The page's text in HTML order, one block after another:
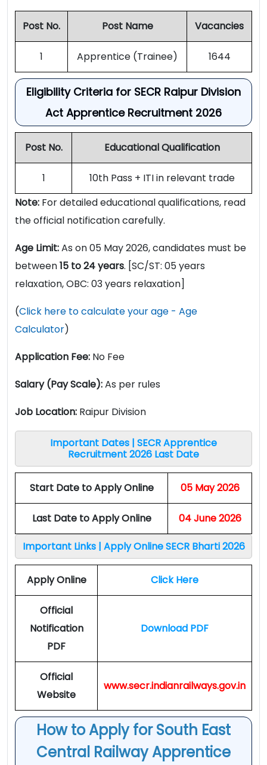
Post No. Post Name Vacancies
1 Apprentice (Trainee) 1644
Eligibility Criteria for SECR Raipur Division
Act Apprentice Recruitment 2026
Post No. Educational Qualification
1
10th Pass + ITI in relevant trade
Note: For detailed educational qualifications, read
the official notification carefully.
Age Limit:As on 05 May 2026, candidates must be
between15 to 24 years. [SC/ST: 05 years
relaxation, OBC: 03 years relaxation]
(Click here to calculate your age - Age
Calculator)
Application Fee: No Fee
Salary (Pay Scale):As per rules
Job Location: Raipur Division
Important Dates | SECR Apprentice
Recruitment 2026 Last Date
Start Date to Apply Online 05 May 2026
Last Date to Apply Online 04 June 2026
Important Links | Apply Online SECR Bharti 2026
Apply Online Click Here
Official
Notification
PDF
Download PDF
Official
Website
www.secr.indianrailways.gov.in
How to Apply for South East
Central Railway Apprentice